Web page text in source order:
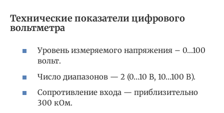
Технические показатели цифрового
вольтметра
Уровень измеряемого напряжения – 0…100
вольт.
Число диапазонов — 2 (0…10 В, 10…100 В).
Сопротивление входа — приблизительно
300 кОм.